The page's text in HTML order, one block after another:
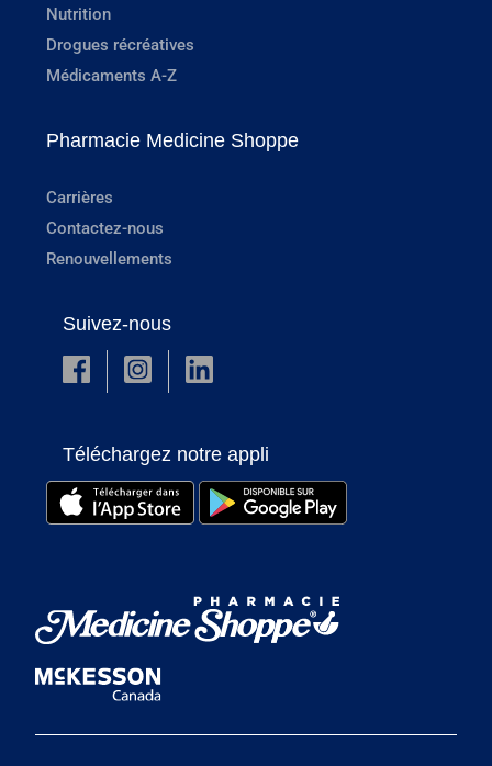
Nutrition
Drogues récréatives
Médicaments A-Z
Pharmacie Medicine Shoppe
Carrières
Contactez-nous
Renouvellements
Suivez-nous
Téléchargez notre appli